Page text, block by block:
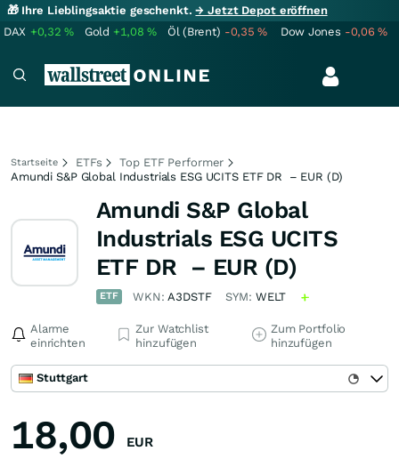
🎁 Ihre Lieblingsaktie geschenkt.→ Jetzt Depot eröffnen
DAX +0,32% Gold +1,08% Öl (Brent) -0,35% Dow Jones -0,06%
Startseite ETFs
Top ETF Performer
Amundi S&P Global Industrials ESG UCITS ETF DR – EUR (D)
Amundi S&P Global
Industrials ESG UCITS
ETF DR – EUR (D)
ETF WKN:A3DSTF SYM: WELT
Alarme
einrichten
Zur Watchlist
hinzufügen
Zum Portfolio
hinzufügen
Stuttgart
18,00 EUR